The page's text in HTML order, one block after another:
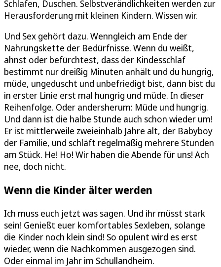
Schlafen, Duschen. Selbstverändlichkeiten werden zur
Herausforderung mit kleinen Kindern. Wissen wir.
Und Sex gehört dazu. Wenngleich am Ende der
Nahrungskette der Bedürfnisse. Wenn du weißt,
ahnst oder befürchtest, dass der Kindesschlaf
bestimmt nur dreißig Minuten anhält und du hungrig,
müde, ungeduscht und unbefriedigt bist, dann bist du
in erster Linie erst mal hungrig und müde. In dieser
Reihenfolge. Oder andersherum: Müde und hungrig.
Und dann ist die halbe Stunde auch schon wieder um!
Er ist mittlerweile zweieinhalb Jahre alt, der Babyboy
der Familie, und schläft regelmäßig mehrere Stunden
am Stück. He! Ho! Wir haben die Abende für uns! Ach
nee, doch nicht.
Wenn die Kinder älter werden
Ich muss euch jetzt was sagen. Und ihr müsst stark
sein! Genießt euer komfortables Sexleben, solange
die Kinder noch klein sind! So opulent wird es erst
wieder, wenn die Nachkommen ausgezogen sind.
Oder einmal im Jahr im Schullandheim.